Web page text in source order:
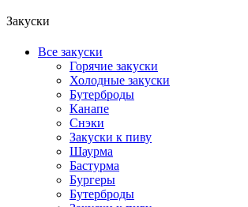
Закуски
Все закуски
Горячие закуски
Холодные закуски
Бутерброды
Канапе
Снэки
Закуски к пиву
Шаурма
Бастурма
Бургеры
Бутерброды